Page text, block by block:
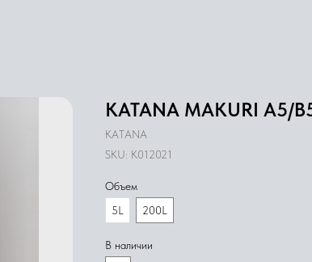
KATANA MAKURI A5/
KATANA
SKU: K012021
Объем
5L
200L
В наличии